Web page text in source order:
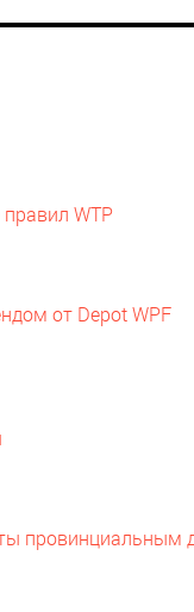
WTP
от Depot WPF
провинциальным